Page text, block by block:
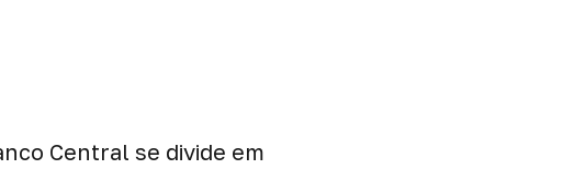
Central se divide em